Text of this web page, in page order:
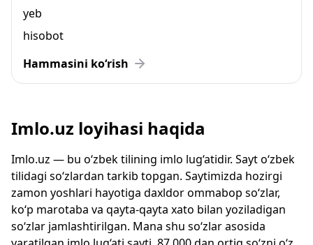
yeb
hisobot
Hammasini ko‘rish
Imlo.uz loyihasi haqida
Imlo.uz — bu o‘zbek tilining imlo lug‘atidir. Sayt o‘zbek
tilidagi so‘zlardan tarkib topgan. Saytimizda hozirgi
zamon yoshlari hayotiga daxldor ommabop so‘zlar,
ko‘p marotaba va qayta-qayta xato bilan yoziladigan
so‘zlar jamlashtirilgan. Mana shu so‘zlar asosida